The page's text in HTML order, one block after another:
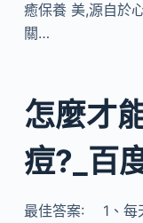
癒保養 美,源自於
關…
怎麼才
痘?_百
最佳答案: 1、每